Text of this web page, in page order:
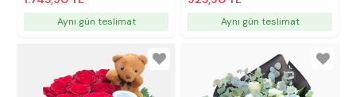
Aynı gün teslimat Aynı gün teslimat